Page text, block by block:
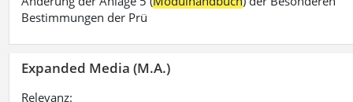
Bestimmungen der Prü
Expanded Media (M.A.)
Relevanz: